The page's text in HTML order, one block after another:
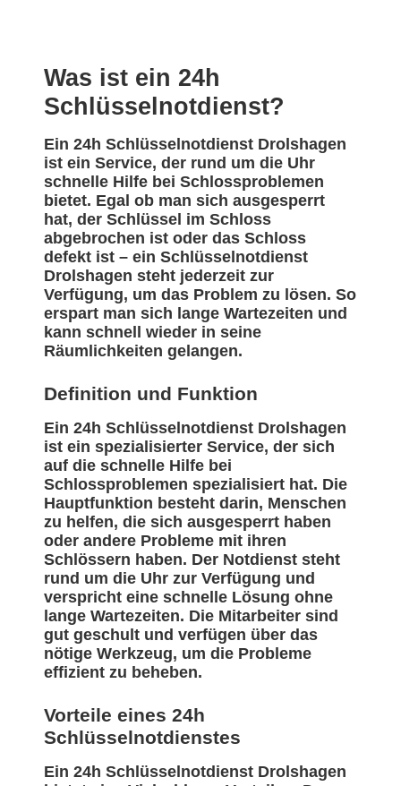
Was ist ein 24h
Schlüsselnotdienst?
Ein 24h Schlüsselnotdienst Drolshagen
ist ein Service, der rund um die Uhr
schnelle Hilfe bei Schlossproblemen
bietet. Egal ob man sich ausgesperrt
hat, der Schlüssel im Schloss
abgebrochen ist oder das Schloss
defekt ist – ein Schlüsselnotdienst
Drolshagen steht jederzeit zur
Verfügung, um das Problem zu lösen. So
erspart man sich lange Wartezeiten und
kann schnell wieder in seine
Räumlichkeiten gelangen.
Definition und Funktion
Ein 24h Schlüsselnotdienst Drolshagen
ist ein spezialisierter Service, der sich
auf die schnelle Hilfe bei
Schlossproblemen spezialisiert hat. Die
Hauptfunktion besteht darin, Menschen
zu helfen, die sich ausgesperrt haben
oder andere Probleme mit ihren
Schlössern haben. Der Notdienst steht
rund um die Uhr zur Verfügung und
verspricht eine schnelle Lösung ohne
lange Wartezeiten. Die Mitarbeiter sind
gut geschult und verfügen über das
nötige Werkzeug, um die Probleme
effizient zu beheben.
Vorteile eines 24h
Schlüsselnotdienstes
Ein 24h Schlüsselnotdienst Drolshagen